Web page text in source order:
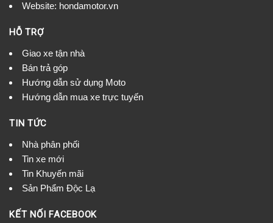
Website: hondamotor.vn
HỖ TRỢ
Giao xe tận nhà
Bán trả góp
Hướng dẫn sử dụng Moto
Hướng dẫn mua xe trực tuyến
TIN TỨC
Nhà phân phối
Tin xe mới
Tin Khuyến mãi
Sản Phẩm Độc Lạ
KẾT NỐI FACEBOOK